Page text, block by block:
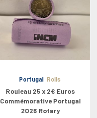
Portugal Rolls
Rouleau 25 x 2€ Euros
Commémorative Portugal
2026 Rotary